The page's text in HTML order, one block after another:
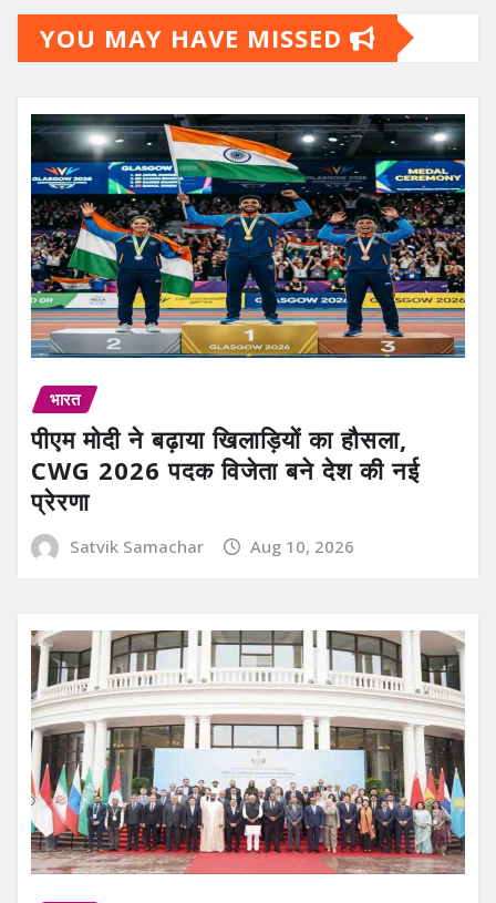
YOU MAY HAVE MISSED
भारत
पीएम मोदी ने बढ़ाया खिलाड़ियों का हौसला,
CWG 2026 पदक विजेता बने देश की नई
प्रेरणा
Satvik Samachar Aug 10, 2026